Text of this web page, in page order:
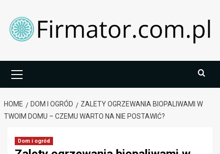
content
Menu
HOME DOM I OGRÓD
ZALETY OGRZEWANIA BIOPALIWAMI W
TWOIM DOMU – CZEMU WARTO NA NIE POSTAWIĆ?
Dom i ogród